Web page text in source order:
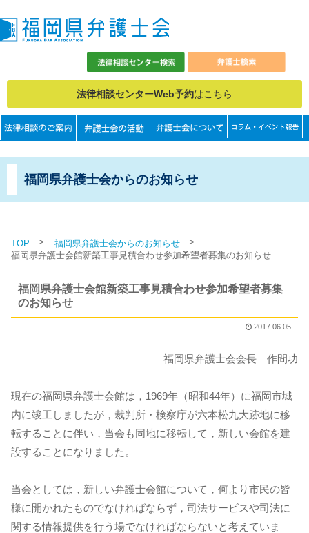
法律相談センターWeb予約はこちら
福岡県弁護士会からのお知らせ
TOP > 福岡県弁護士会からのお知らせ >
福岡県弁護士会館新築工事見積合わせ参加希望者募集のお知らせ
福岡県弁護士会館新築工事見積合わせ参加希望者募集
のお知らせ
2017.06.05
福岡県弁護士会会長 作間功
現在の福岡県弁護士会館は，1969年（昭和44年）に福岡市城
内に竣工しましたが，裁判所・検察庁が六本松九大跡地に移
転することに伴い，当会も同地に移転して，新しい会館を建
設することになりました。
当会としては，新しい弁護士会館について，何より市民の皆
様に開かれたものでなければならず，司法サービスや司法に
関する情報提供を行う場でなければならないと考えていま